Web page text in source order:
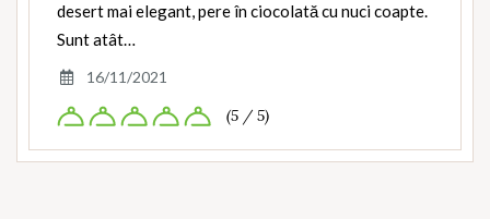
desert mai elegant, pere în ciocolată cu nuci coapte.
Sunt atât…
16/11/2021
(5 / 5)